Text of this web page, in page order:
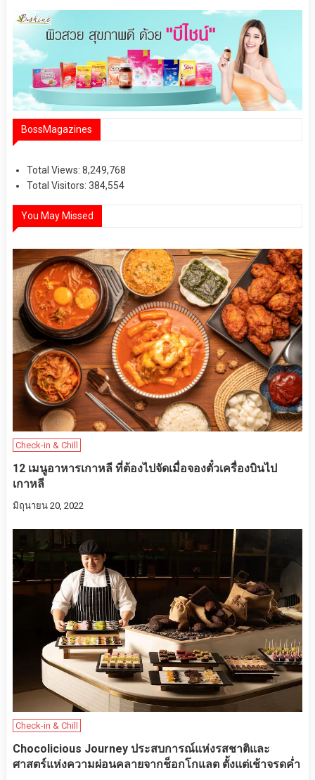
BossMagazines
Total Views: 8,249,768
Total Visitors: 384,554
You May Missed
Check-in & Chill
12 เมนูอาหารเกาหลี ที่ต้องไปจัดเมื่อจองตั๋วเครื่องบินไป
เกาหลี
มิถุนายน 20, 2022
Check-in & Chill
Chocolicious Journey ประสบการณ์แห่งรสชาติและ
ศาสตร์แห่งความผ่อนคลายจากช็อกโกแลต ตั้งแต่เช้าจรดค่ำ